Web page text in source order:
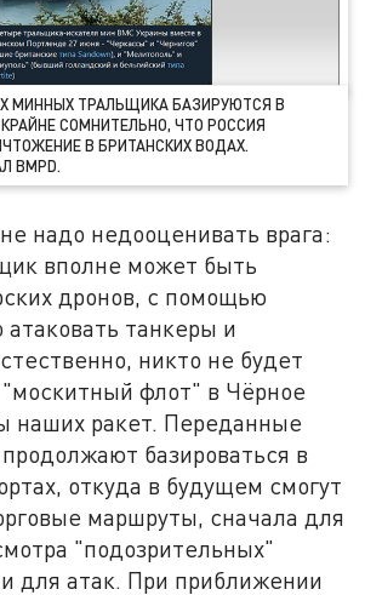
МИННЫХ ТРАЛЬЩИКА БАЗИРУЮТСЯ В
СОМНИТЕЛЬНО, ЧТО РОССИЯ
В БРИТАНСКИХ ВОДАХ.
BMPD.
надо недооценивать врага:
вполне может быть
дронов, с помощью
танкеры и
никто не будет
"москитный флот" в Чёрное
наших ракет. Переданные
базироваться в
откуда в будущем смогут
маршруты, сначала для
"подозрительных"
для атак. При приближении